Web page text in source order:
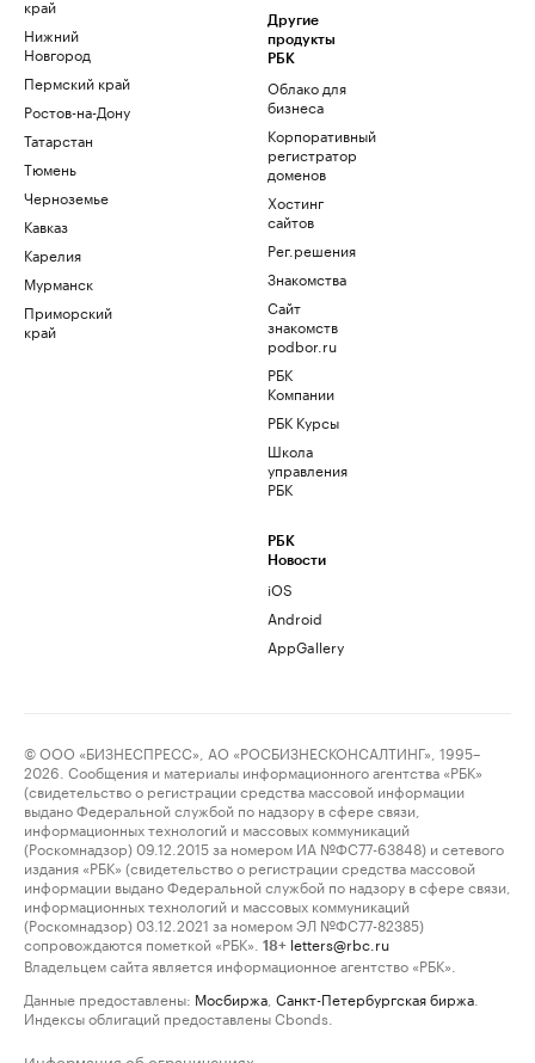
край
Нижний
Новгород
Пермский край
Ростов-на-Дону
Татарстан
Тюмень
Черноземье
Кавказ
Карелия
Мурманск
Приморский
край
Другие
продукты
РБК
Облако для
бизнеса
Корпоративный
регистратор
доменов
Хостинг
сайтов
Рег.решения
Знакомства
Сайт
знакомств
podbor.ru
РБК
Компании
РБК Курсы
Школа
управления
РБК
РБК
Новости
iOS
Android
AppGallery
© ООО «БИЗНЕСПРЕСС», АО «РОСБИЗНЕСКОНСАЛТИНГ», 1995–
2026. Сообщения и материалы информационного агентства «РБК»
(свидетельство о регистрации средства массовой информации
выдано Федеральной службой по надзору в сфере связи,
информационных технологий и массовых коммуникаций
(Роскомнадзор) 09.12.2015 за номером ИА №ФС77-63848) и сетевого
издания «РБК» (свидетельство о регистрации средства массовой
информации выдано Федеральной службой по надзору в сфере связи,
информационных технологий и массовых коммуникаций
(Роскомнадзор) 03.12.2021 за номером ЭЛ №ФС77-82385)
сопровождаются пометкой «РБК».
18+ letters@rbc.ru
Владельцем сайта является информационное агентство «РБК».
Данные предоставлены: Мосбиржа Санкт-Петербургская биржа
Индексы облигаций предоставлены Cbonds.